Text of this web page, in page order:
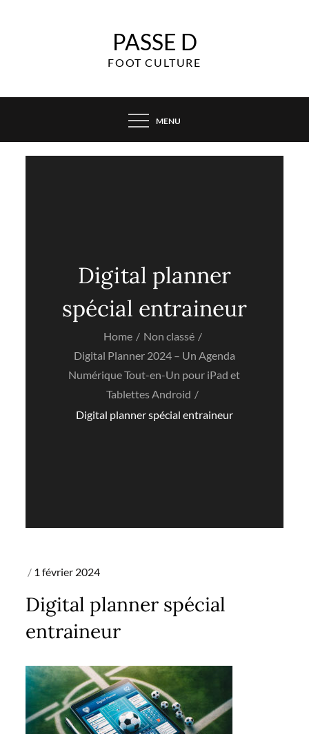
PASSE D
FOOT CULTURE
MENU
Digital planner
spécial entraineur
Home
Non classé
Digital Planner 2024 – Un Agenda
Numérique Tout-en-Un pour iPad et
Tablettes Android
Digital planner spécial entraineur
Posted
1 février 2024
Digital planner spécial
entraineur